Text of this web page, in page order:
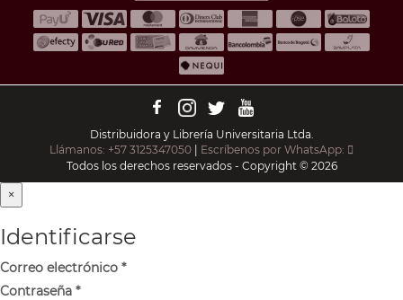
Distribuidora y Librería Universitaria Ltda.
Llámanos: +57 3125347050
Escríbenos por WhatsApp:
Todos los derechos reservados - Copyright © 2026
×
Identificarse
Correo electrónico *
Contraseña *